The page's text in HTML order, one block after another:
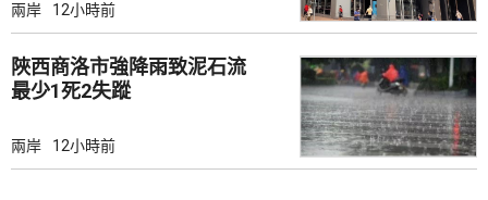
兩岸 12小時前
陜西商洛市強降雨致泥石流
最少1死2失蹤
兩岸 12小時前